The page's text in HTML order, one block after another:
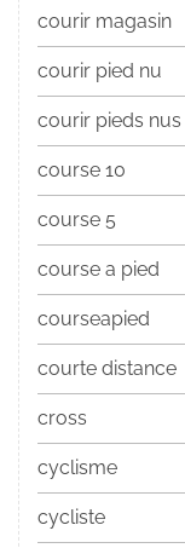
courir magasin
courir pied nu
courir pieds nus
course 10
course 5
course a pied
courseapied
courte distance
cross
cyclisme
cycliste